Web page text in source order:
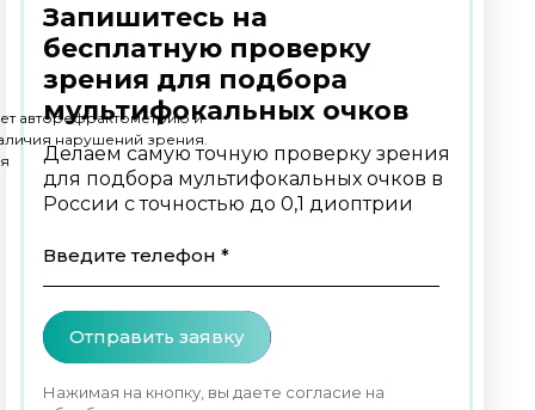
авторефрактометрию и
нарушений зрения.
Делаем самую точную проверку зрения
для подбора мультифокальных очков в
России с точностью до 0,1 диоптрии
Запишитесь на
бесплатную проверку
зрения для подбора
мультифокальных очков
Введите телефон *
Отправить заявку
Нажимая на кнопку, вы даете согласие на